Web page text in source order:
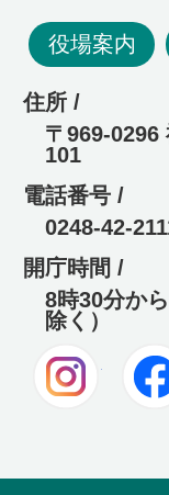
役場案内
住所 /
〒969-0296
101
電話番号 /
0248-42-
開庁時間 /
8時30分か
除く）